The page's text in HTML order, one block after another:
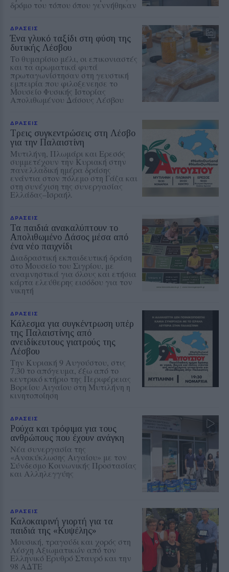
δρόμο του τόπου όπου γεννήθηκαν
ΔΡΑΣΕΙΣ
Ένα γλυκό ταξίδι στη φύση της
δυτικής Λέσβου
Το θυμαρίσιο μέλι, οι επικονιαστές
και τα αρωματικά φυτά
πρωταγωνίστησαν στη γευστική
εμπειρία που φιλοξενεησε το
Μουσείο Φυσικής Ιστορίας
Απολιθωμένου Δάσους Λέσβου
ΔΡΑΣΕΙΣ
Τρεις συγκεντρώσεις στη Λέσβο
για την Παλαιστίνη
Μυτιλήνη, Πλωμάρι και Ερεσός
συμμετέχουν την Κυριακή στην
πανελλαδική ημέρα δράσης
ενάντια στον πόλεμο στη Γάζα και
στη συνέχιση της συνεργασίας
Ελλάδας–Ισραήλ
ΔΡΑΣΕΙΣ
Τα παιδιά ανακαλύπτουν το
Απολιθωμένο Δάσος μέσα από
ένα νέο παιχνίδι
Διαδραστική εκπαιδευτική δράση
στο Μουσείο του Σιγρίου, με
αναμνηστικά για όλους και ετήσια
κάρτα ελεύθερης εισόδου για τον
νικητή
ΔΡΑΣΕΙΣ
Κάλεσμα για συγκέντρωση υπέρ
της Παλαιστίνης από
ανειδίκευτους γιατρούς της
Λέσβου
Την Κυριακή 9 Αυγούστου, στις
7.30 το απόγευμα, έξω από το
κεντρικό κτήριο της Περιφέρειας
Βορείου Αιγαίου στη Μυτιλήνη η
κινητοποίηση
ΔΡΑΣΕΙΣ
Ρούχα και τρόφιμα για τους
ανθρώπους που έχουν ανάγκη
Νέα συνεργασία της
«Ανακύκλωσης Αιγαίου» με τον
Σύνδεσμο Κοινωνικής Προστασίας
και Αλληλεγγύης
ΔΡΑΣΕΙΣ
Καλοκαιρινή γιορτή για τα
παιδιά της «Κυψέλης»
Μουσική, τραγούδι και χορός στη
Λέσχη Αξιωματικών από τον
Ελληνικό Ερυθρό Σταυρό και την
98 ΑΔΤΕ